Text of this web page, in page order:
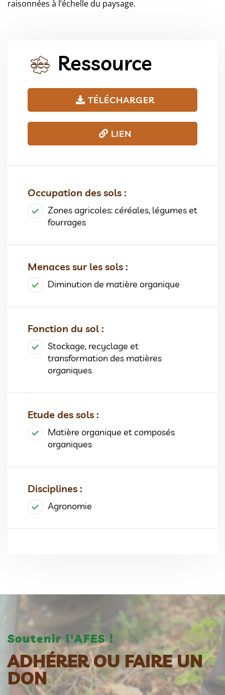
raisonnées à l’échelle du paysage.
Ressource
TÉLÉCHARGER
LIEN
Occupation des sols :
Zones agricoles: céréales, légumes et
fourrages
Menaces sur les sols :
Diminution de matière organique
Fonction du sol :
Stockage, recyclage et
transformation des matières
organiques
Etude des sols :
Matière organique et composés
organiques
Disciplines :
Agronomie
Soutenir l'AFES !
ADHÉRER OU FAIRE UN
DON